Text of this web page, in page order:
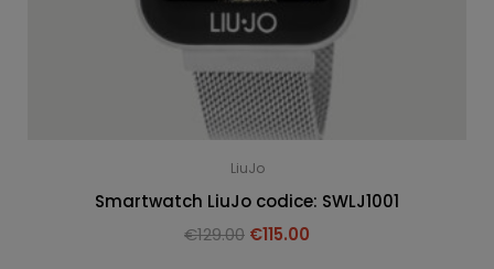
LiuJo
Smartwatch LiuJo codice: SWLJ1001
€129.00 €115.00